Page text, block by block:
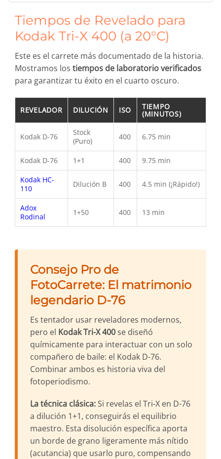
Tiempos de Revelado para
Kodak Tri-X 400 (a 20°C)
Este es el carrete más documentado de la historia.
Mostramos los tiempos de laboratorio verificados
para garantizar tu éxito en el cuarto oscuro.
REVELADOR DILUCIÓN ISO TIEMPO
(MINUTOS)
Kodak D-76
Stock
(Puro)
400 6.75 min
Kodak D-76 1+1 400 9.75 min
Kodak HC-
110
Dilución B 400 4.5 min (¡Rápido!)
Adox
Rodinal
1+50 400 13 min
Consejo Pro de
FotoCarrete: El matrimonio
legendario D-76
Es tentador usar reveladores modernos,
pero el Kodak Tri-X 400se diseñó
químicamente para interactuar con un solo
compañero de baile: el Kodak D-76.
Combinar ambos es historia viva del
fotoperiodismo.
La técnica clásica:Si revelas el Tri-X en D-76
a dilución 1+1, conseguirás el equilibrio
maestro. Esta disolución específica aporta
un borde de grano ligeramente más nítido
(acutancia) que usarlo puro, compensando